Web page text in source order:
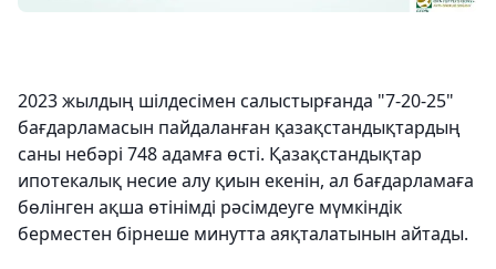
2023 жылдың шілдесімен салыстырғанда "7-20-25"
бағдарламасын пайдаланған қазақстандықтардың
саны небәрі 748 адамға өсті. Қазақстандықтар
ипотекалық несие алу қиын екенін, ал бағдарламаға
бөлінген ақша өтінімді рәсімдеуге мүмкіндік
берместен бірнеше минутта аяқталатынын айтады.